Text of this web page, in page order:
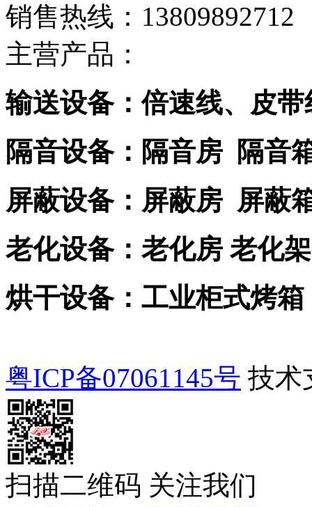
销售热线：13809892712
主营产品：
输送设备：倍速线、皮
隔音设备：隔音房 隔音
屏蔽设备：屏蔽房 屏蔽
老化设备：老化房 老化架
烘干设备：工业柜式烤
粤ICP备07061145号 技术
扫描二维码 关注我们